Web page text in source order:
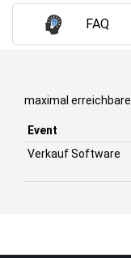
FAQ
maximal
Event
Verkauf Software